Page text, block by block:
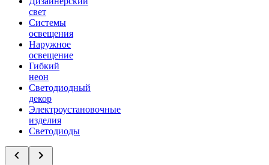
свет
Системы
освещения
Наружное
освещение
Гибкий
неон
Светодиодный
декор
Электроустановочные
изделия
Светодиоды